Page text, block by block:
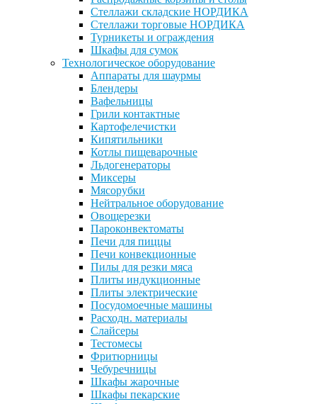
Стеллажи складские НОРДИКА
Стеллажи торговые НОРДИКА
Турникеты и ограждения
Шкафы для сумок
Технологическое оборудование
Аппараты для шаурмы
Блендеры
Вафельницы
Грили контактные
Картофелечистки
Кипятильники
Котлы пищеварочные
Льдогенераторы
Миксеры
Мясорубки
Нейтральное оборудование
Овощерезки
Пароконвектоматы
Печи для пиццы
Печи конвекционные
Пилы для резки мяса
Плиты индукционные
Плиты электрические
Посудомоечные машины
Расходн. материалы
Слайсеры
Тестомесы
Фритюрницы
Чебуречницы
Шкафы жарочные
Шкафы пекарские